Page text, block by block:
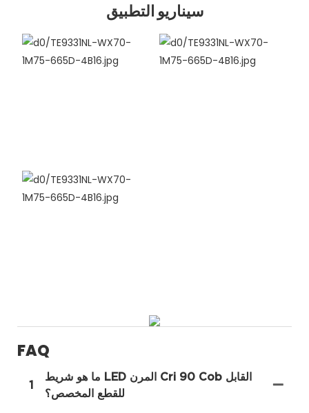
سيناريو التطبيق
FAQ
1
ما هو شريط LED المرن Cri 90 Cob القابل
للقطع المخصص؟